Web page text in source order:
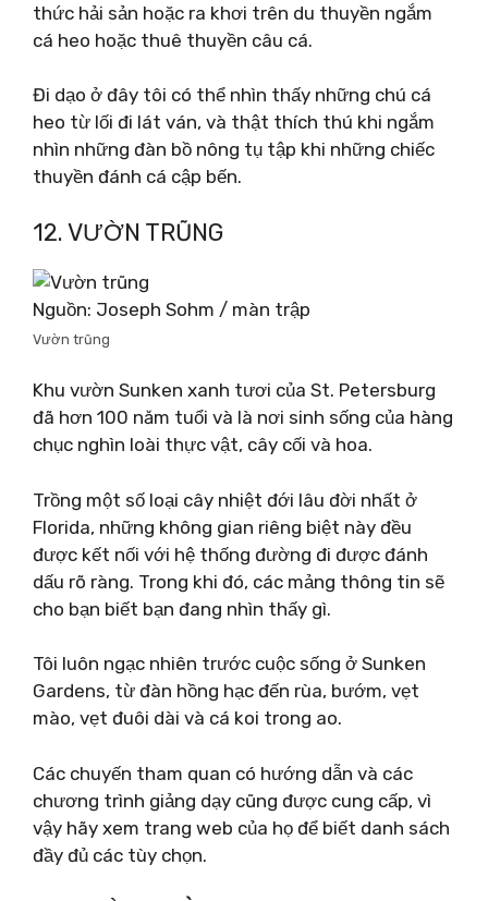
thức hải sản hoặc ra khơi trên du thuyền ngắm
cá heo hoặc thuê thuyền câu cá.
Đi dạo ở đây tôi có thể nhìn thấy những chú cá
heo từ lối đi lát ván, và thật thích thú khi ngắm
nhìn những đàn bồ nông tụ tập khi những chiếc
thuyền đánh cá cập bến.
12. VƯỜN TRŨNG
Nguồn: Joseph Sohm / màn trập
Vườn trũng
Khu vườn Sunken xanh tươi của St. Petersburg
đã hơn 100 năm tuổi và là nơi sinh sống của hàng
chục nghìn loài thực vật, cây cối và hoa.
Trồng một số loại cây nhiệt đới lâu đời nhất ở
Florida, những không gian riêng biệt này đều
được kết nối với hệ thống đường đi được đánh
dấu rõ ràng. Trong khi đó, các mảng thông tin sẽ
cho bạn biết bạn đang nhìn thấy gì.
Tôi luôn ngạc nhiên trước cuộc sống ở Sunken
Gardens, từ đàn hồng hạc đến rùa, bướm, vẹt
mào, vẹt đuôi dài và cá koi trong ao.
Các chuyến tham quan có hướng dẫn và các
chương trình giảng dạy cũng được cung cấp, vì
vậy hãy xem trang web của họ để biết danh sách
đầy đủ các tùy chọn.